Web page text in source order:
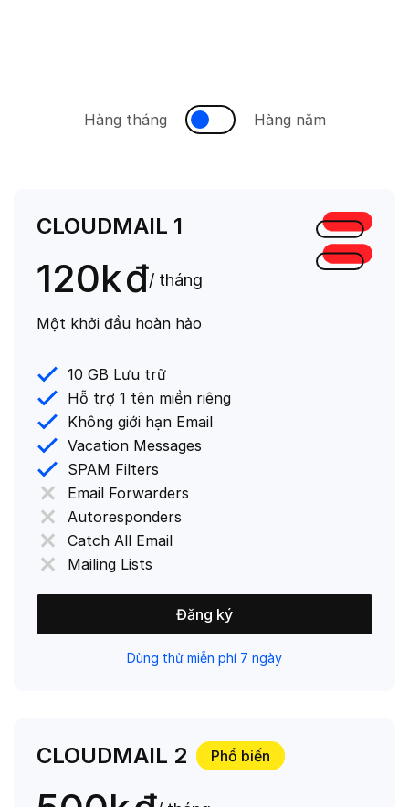
Hàng tháng Hàng năm
CLOUDMAIL 1
120kđ/ tháng
Một khởi đầu hoàn hảo
10 GB Lưu trữ
Hỗ trợ 1 tên miền riêng
Không giới hạn Email
Vacation Messages
SPAM Filters
Email Forwarders
Autoresponders
Catch All Email
Mailing Lists
Đăng ký
Dùng thử miễn phí 7 ngày
CLOUDMAIL 2 Phổ biến